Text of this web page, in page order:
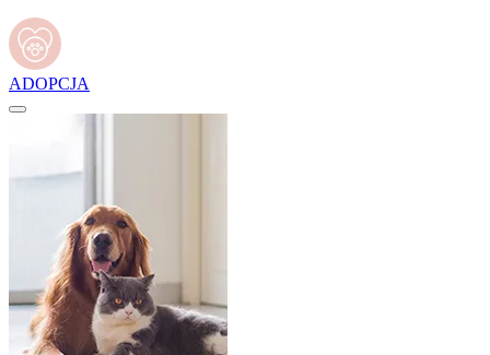
ADOPCJA